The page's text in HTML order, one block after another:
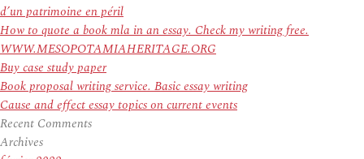
d’un patrimoine en péril
How to quote a book mla in an essay. Check my writing free.
WWW.MESOPOTAMIAHERITAGE.ORG
Buy case study paper
Book proposal writing service. Basic essay writing
Cause and effect essay topics on current events
Recent Comments
Archives